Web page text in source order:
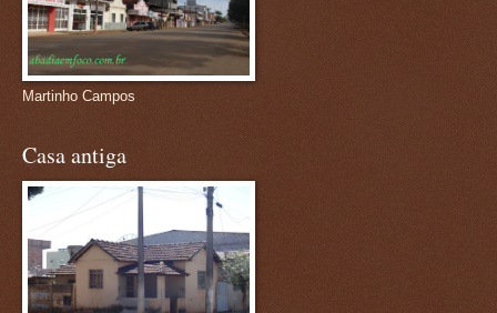
Martinho Campos
Casa antiga